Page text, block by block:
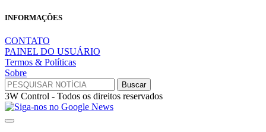
INFORMAÇÕES
CONTATO
PAINEL DO USUÁRIO
Termos & Políticas
Sobre
3W Control - Todos os direitos reservados